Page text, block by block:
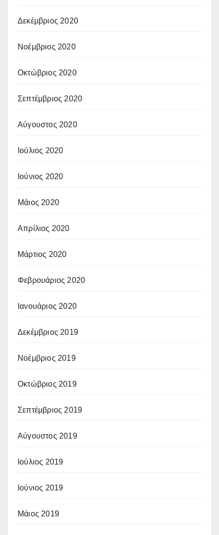
Δεκέμβριος 2020
Νοέμβριος 2020
Οκτώβριος 2020
Σεπτέμβριος 2020
Αύγουστος 2020
Ιούλιος 2020
Ιούνιος 2020
Μάιος 2020
Απρίλιος 2020
Μάρτιος 2020
Φεβρουάριος 2020
Ιανουάριος 2020
Δεκέμβριος 2019
Νοέμβριος 2019
Οκτώβριος 2019
Σεπτέμβριος 2019
Αύγουστος 2019
Ιούλιος 2019
Ιούνιος 2019
Μάιος 2019